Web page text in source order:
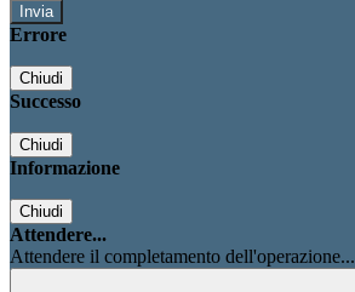
Errore
Chiudi
Successo
Chiudi
Informazione
Chiudi
Attendere...
Attendere il completamento dell'operazione...